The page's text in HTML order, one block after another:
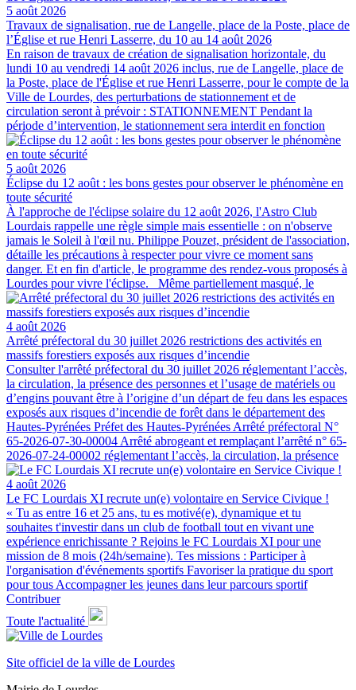
5 août 2026
Travaux de signalisation, rue de Langelle, place de la Poste, place de
l’Église et rue Henri Lasserre, du 10 au 14 août 2026
En raison de travaux de création de signalisation horizontale, du
lundi 10 au vendredi 14 août 2026 inclus, rue de Langelle, place de
la Poste, place de l'Église et rue Henri Lasserre, pour le compte de la
Ville de Lourdes, des perturbations de stationnement et de
circulation seront à prévoir : STATIONNEMENT Pendant la
période d’intervention, le stationnement sera interdit en fonction
5 août 2026
Éclipse du 12 août : les bons gestes pour observer le phénomène en
toute sécurité
À l'approche de l'éclipse solaire du 12 août 2026, l'Astro Club
Lourdais rappelle une règle simple mais essentielle : on n'observe
jamais le Soleil à l'œil nu. Philippe Pouzet, président de l'association,
détaille les précautions à respecter pour vivre ce moment sans
danger. Et en fin d'article, le programme des rendez-vous proposés à
Lourdes pour vivre l'éclipse. Même partiellement masqué, le
4 août 2026
Arrêté préfectoral du 30 juillet 2026 restrictions des activités en
massifs forestiers exposés aux risques d’incendie
Consulter l'arrêté préfectoral du 30 juillet 2026 réglementant l’accès,
la circulation, la présence des personnes et l’usage de matériels ou
d’engins pouvant être à l’origine d’un départ de feu dans les espaces
exposés aux risques d’incendie de forêt dans le département des
Hautes-Pyrénées Préfet des Hautes-Pyrénées Arrêté préfectoral N°
65-2026-07-30-00004 Arrêté abrogeant et remplaçant l’arrêté n° 65-
2026-07-24-00002 réglementant l’accès, la circulation, la présence
4 août 2026
Le FC Lourdais XI recrute un(e) volontaire en Service Civique !
« Tu as entre 16 et 25 ans, tu es motivé(e), dynamique et tu
souhaites t'investir dans un club de football tout en vivant une
expérience enrichissante ? Rejoins le FC Lourdais XI pour une
mission de 8 mois (24h/semaine). Tes missions : Participer à
l'organisation d'événements sportifs Favoriser la pratique du sport
pour tous Accompagner les jeunes dans leur parcours sportif
Contribuer
Toute l'actualité
Site officiel de la ville de Lourdes